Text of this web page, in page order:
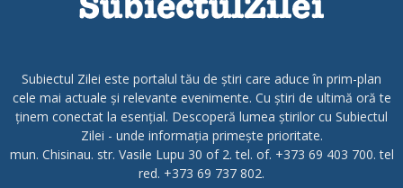
Subiectul Zilei este portalul tău de știri care aduce în prim-plan
cele mai actuale și relevante evenimente. Cu știri de ultimă oră te
ținem conectat la esențial. Descoperă lumea știrilor cu Subiectul
Zilei - unde informația primește prioritate.
mun. Chisinau. str. Vasile Lupu 30 of 2. tel. of. +373 69 403 700. tel
red. +373 69 737 802.